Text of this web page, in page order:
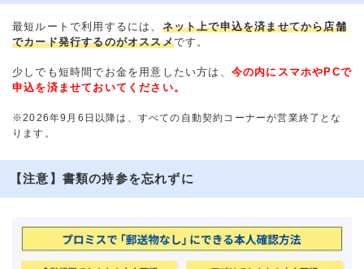
最短ルートで利用するには、 ネット上で申込を済ませてから店舗
でカード発行するのがオススメです。
少しでも短時間でお金を用意したい方は、 今の内にスマホやPCで
申込を済ませておいてください。
※2026年9月6日以降は、すべての自動契約コーナーが営業終了とな
ります。
【注意】書類の持参を忘れずに